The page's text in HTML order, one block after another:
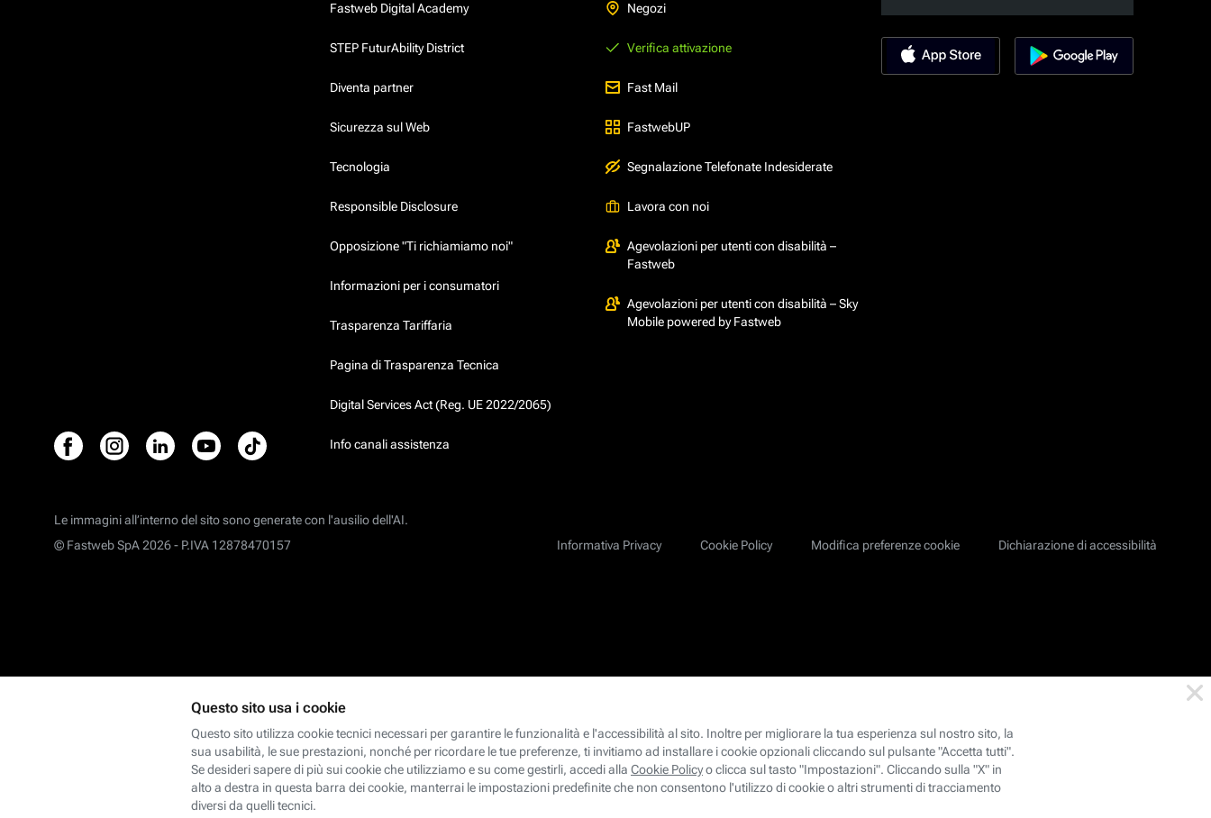
Fastweb Digital Academy
STEP FuturAbility District
Diventa partner
Sicurezza sul Web
Tecnologia
Responsible Disclosure
Opposizione "Ti richiamiamo noi"
Informazioni per i consumatori
Trasparenza Tariffaria
Pagina di Trasparenza Tecnica
Digital Services Act (Reg. UE 2022/2065)
Info canali assistenza
Negozi
Verifica attivazione
Fast Mail
FastwebUP
Segnalazione Telefonate Indesiderate
Lavora con noi
Agevolazioni per utenti con disabilità –
Fastweb
Agevolazioni per utenti con disabilità – Sky
Mobile powered by Fastweb
Le immagini all’interno del sito sono generate con l'ausilio dell'AI.
Informativa Privacy
Cookie Policy Modifica preferenze cookie Dichiarazione di accessibilità
© Fastweb SpA 2026 - P.IVA 12878470157